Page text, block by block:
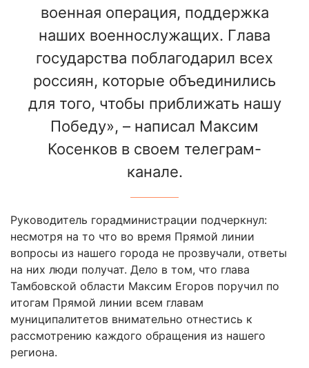
военная операция, поддержка
наших военнослужащих. Глава
государства поблагодарил всех
россиян, которые объединились
для того, чтобы приближать нашу
Победу», – написал Максим
Косенков в своем телеграм-
канале.
Руководитель горадминистрации подчеркнул:
несмотря на то что во время Прямой линии
вопросы из нашего города не прозвучали, ответы
на них люди получат. Дело в том, что глава
Тамбовской области Максим Егоров поручил по
итогам Прямой линии всем главам
муниципалитетов внимательно отнестись к
рассмотрению каждого обращения из нашего
региона.